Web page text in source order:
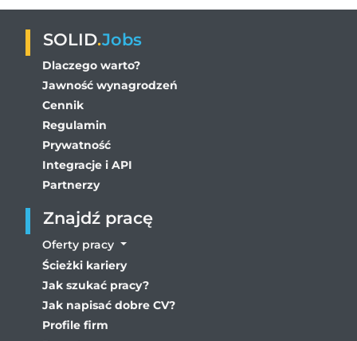
SOLID.Jobs
Dlaczego warto?
Jawność wynagrodzeń
Cennik
Regulamin
Prywatność
Integracje i API
Partnerzy
Znajdź pracę
Oferty pracy
Ścieżki kariery
Jak szukać pracy?
Jak napisać dobre CV?
Profile firm